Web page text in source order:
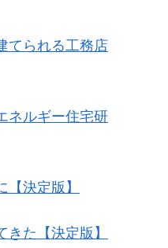
てられる工務店
ネルギー住宅研
決定版】
た【決定版】